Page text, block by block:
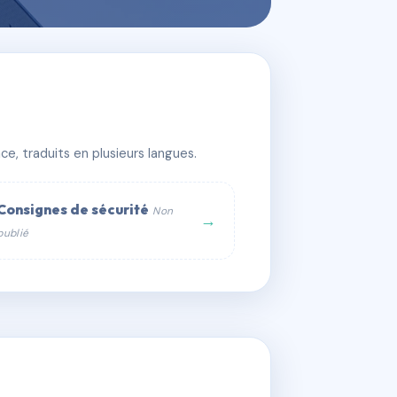
traduits en plusieurs langues.
de sécurité Non
→